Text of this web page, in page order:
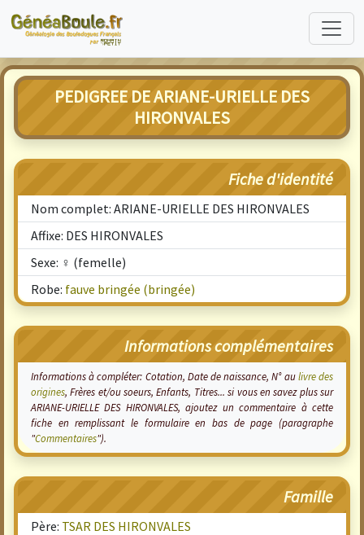
PEDIGREE DE ARIANE-URIELLE DES
HIRONVALES
Fiche d'identité
Nom complet: ARIANE-URIELLE DES HIRONVALES
Affixe: DES HIRONVALES
Sexe: ♀ (femelle)
Robe: fauve bringée (bringée)
Informations complémentaires
Informations à compléter: Cotation, Date de naissance, N° aulivre des
origines, Frères et/ou soeurs, Enfants, Titres... si vous en savez plus sur
ARIANE-URIELLE DES HIRONVALES, ajoutez un commentaire à cette
fiche en remplissant le formulaire en bas de page (paragraphe
"Commentaires").
Famille
Père: TSAR DES HIRONVALES